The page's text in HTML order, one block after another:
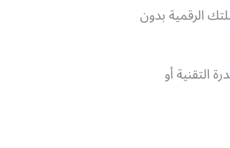
الرقمية بدون
التقنية أو